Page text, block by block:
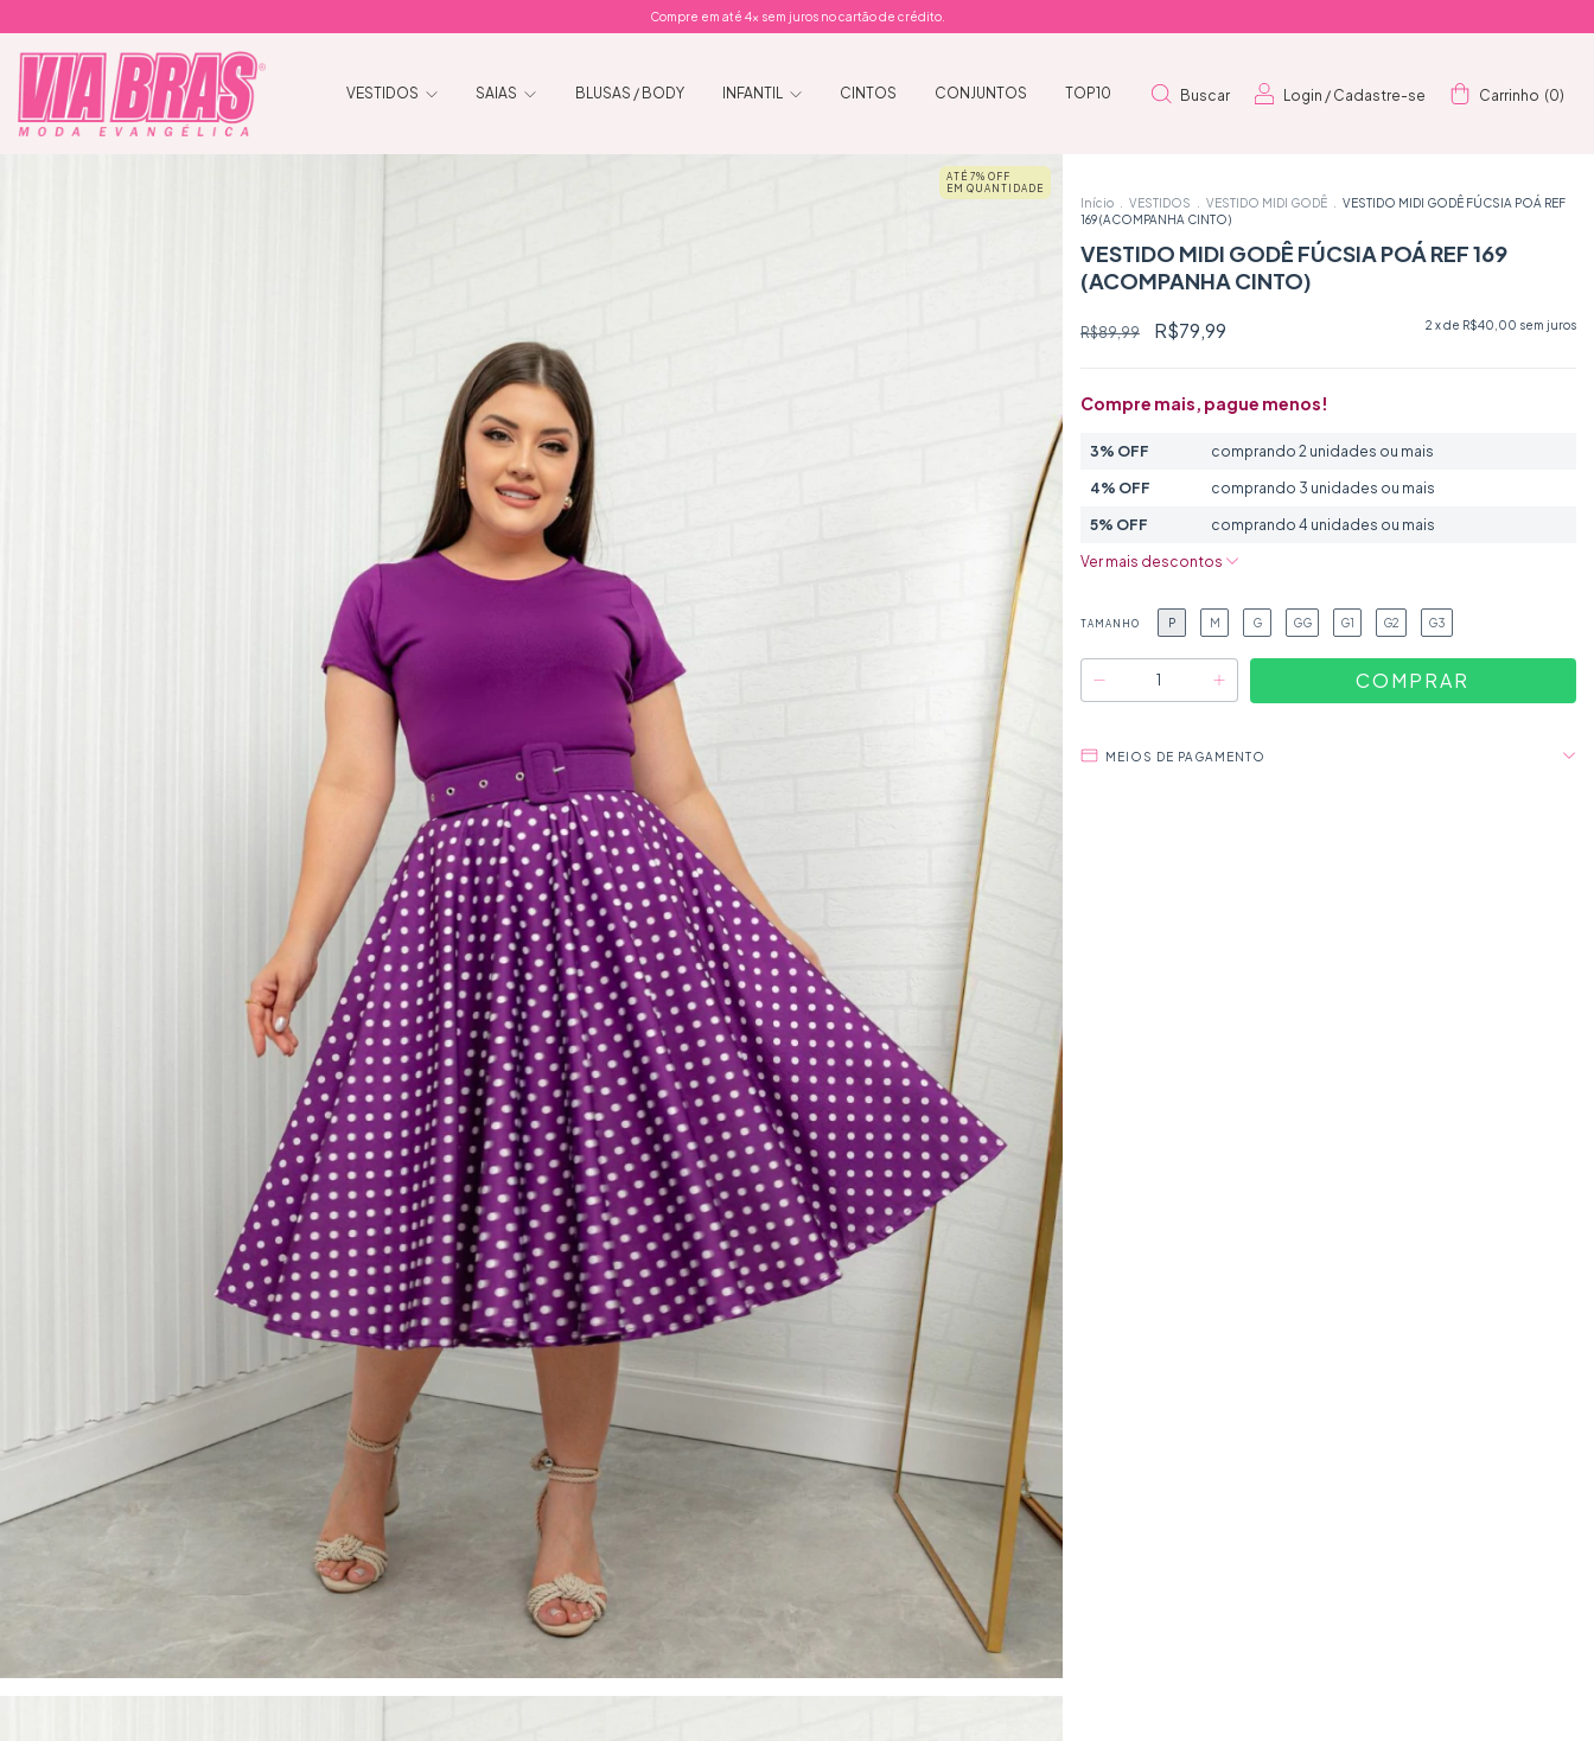
Compre em até 4x sem juros no cartão de crédito.
VESTIDOS SAIAS BLUSAS / BODY INFANTIL CINTOS CONJUNTOS TOP10 Buscar Login / Cadastre-se Carrinho (0)
ATÉ 7% OFF
EM QUANTIDADE
Início VESTIDOS VESTIDO MIDI GODÊ
VESTIDO MIDI GODÊ FÚCSIA POÁ REF
169 (ACOMPANHA CINTO)
VESTIDO MIDI GODÊ FÚCSIA POÁ REF 169
(ACOMPANHA CINTO)
R$89,99 R$79,99 2 x de R$40,00 sem juros
Compre mais, pague menos!
3% OFF comprando 2 unidades ou mais
4% OFF comprando 3 unidades ou mais
5% OFF comprando 4 unidades ou mais
Ver mais descontos
TAMANHO P M G GG G1 G2 G3
MEIOS DE PAGAMENTO